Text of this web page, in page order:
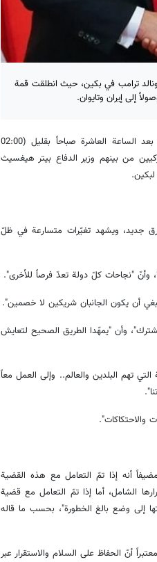
ترامب في بكين، حيث انطلقت قمة
إلى إيران وتايوان.
وأفادت وكالة مهر للأنباء، انه رحّب شي بترامب في قاعة الشعب الكبرى بعد الساعة العاشرة صباحاً بقليل (02:00
من بينهم وزير الدفاع بيتر هيغسيث
جديد، ويشهد تغيّرات متسارعة في ظلّ
وأنّ "نجاحات كلّ دولة تعدّ فرصاً للأخرى".
أن يكون الجانبان شريكين لا خصمين".
وأن "يمهّدا الطريق الصحيح لتعايش
تهم البلدين والعالم.. وإلى العمل معاً
والاحتكاكات".
أنه إذا تمّ التعامل مع هذه القضية
الشامل، أما إذا تمّ التعامل مع قضية
إلى وضع بالغ الخطورة"، بحسب ما قاله
أنّ الحفاظ على السلام والاستقرار عبر